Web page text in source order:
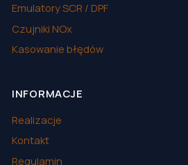
Emulatory SCR / DPF
Czujniki NOx
Kasowanie błędów
INFORMACJE
Realizacje
Kontakt
Regulamin